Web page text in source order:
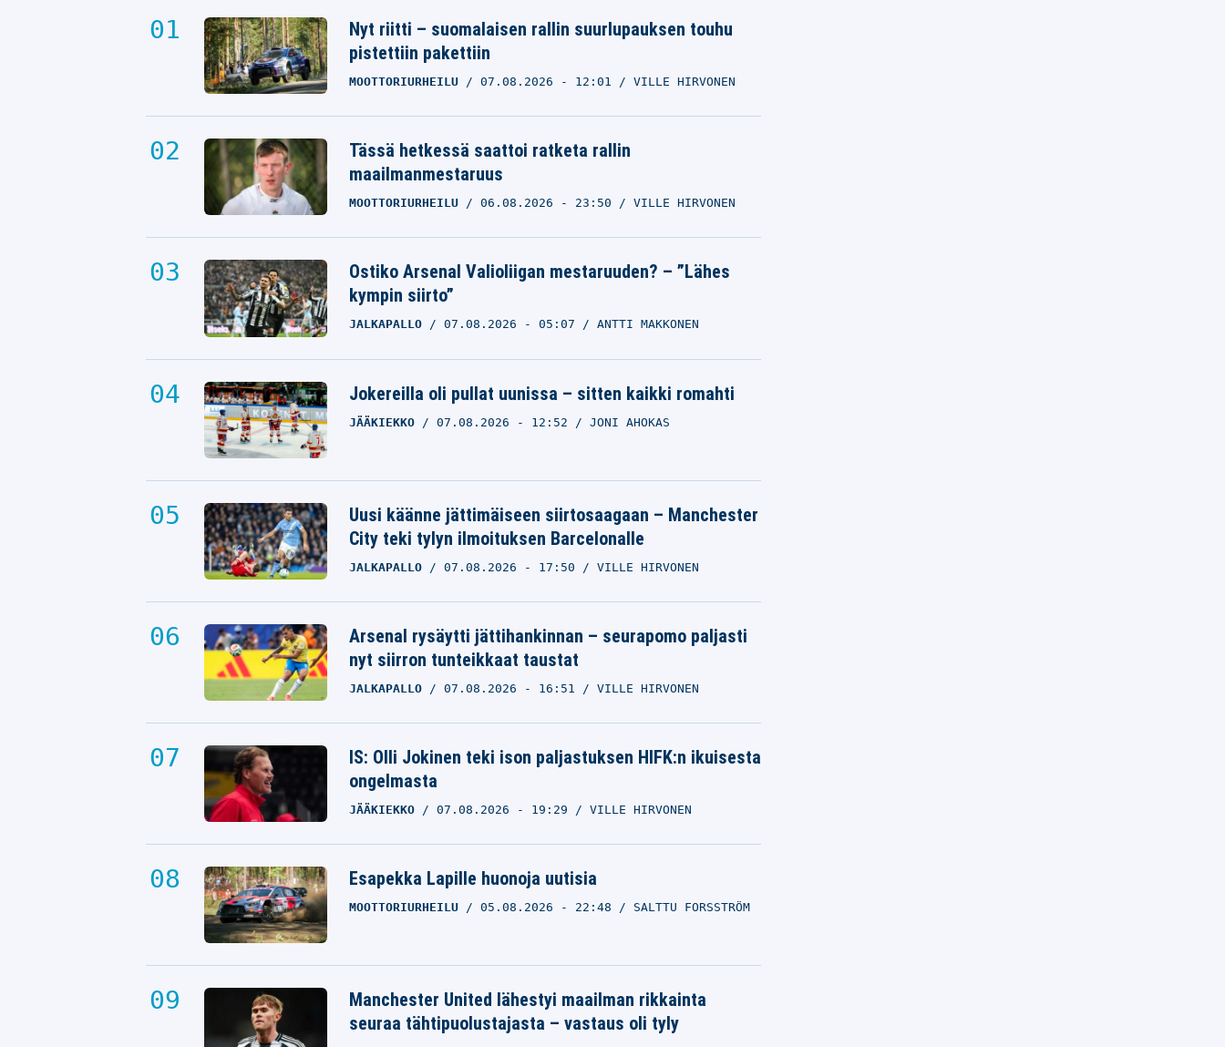
Nyt riitti – suomalaisen rallin suurlupauksen touhu
pistettiin pakettiin
MOOTTORIURHEILU 07.08.2026 - 12:01 VILLE HIRVONEN
Tässä hetkessä saattoi ratketa rallin
maailmanmestaruus
MOOTTORIURHEILU 06.08.2026 - 23:50 VILLE HIRVONEN
Ostiko Arsenal Valioliigan mestaruuden? – ”Lähes
kympin siirto”
JALKAPALLO 07.08.2026 - 05:07 ANTTI MAKKONEN
Jokereilla oli pullat uunissa – sitten kaikki romahti
JÄÄKIEKKO 07.08.2026 - 12:52 JONI AHOKAS
Uusi käänne jättimäiseen siirtosaagaan – Manchester
City teki tylyn ilmoituksen Barcelonalle
JALKAPALLO 07.08.2026 - 17:50 VILLE HIRVONEN
Arsenal rysäytti jättihankinnan – seurapomo paljasti
nyt siirron tunteikkaat taustat
JALKAPALLO 07.08.2026 - 16:51 VILLE HIRVONEN
IS: Olli Jokinen teki ison paljastuksen HIFK:n ikuisesta
ongelmasta
JÄÄKIEKKO 07.08.2026 - 19:29 VILLE HIRVONEN
Esapekka Lapille huonoja uutisia
MOOTTORIURHEILU 05.08.2026 - 22:48 SALTTU FORSSTRÖM
Manchester United lähestyi maailman rikkainta
seuraa tähtipuolustajasta – vastaus oli tyly